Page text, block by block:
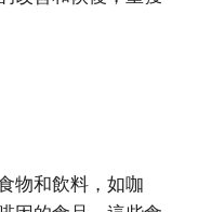
物和飲料，如咖